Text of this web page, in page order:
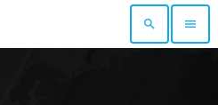
search menu